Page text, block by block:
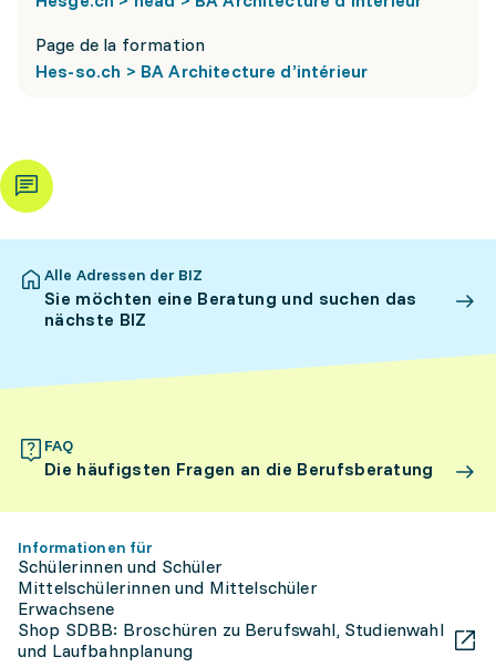
Page de la formation
Hes-so.ch > BA Architecture d’intérieur
Alle Adressen der BIZ
Sie möchten eine Beratung und suchen das
nächste BIZ
FAQ
Die häufigsten Fragen an die Berufsberatung
Informationen für
Schülerinnen und Schüler
Mittelschülerinnen und Mittelschüler
Erwachsene
Shop SDBB: Broschüren zu Berufswahl, Studienwahl
und Laufbahnplanung